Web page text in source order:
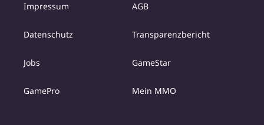
Impressum AGB
Datenschutz Transparenzbericht
Jobs GameStar
GamePro Mein MMO